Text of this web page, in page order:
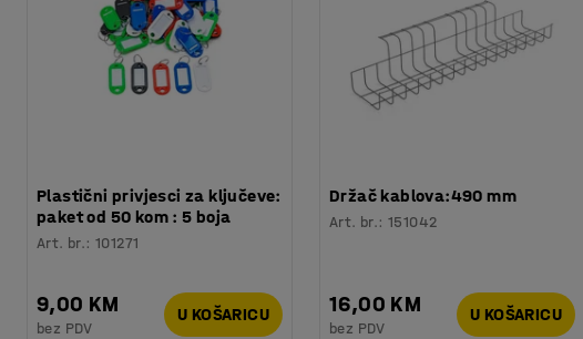
Plastični privjesci za ključeve:
paket od 50 kom : 5 boja
Art. br.:101271
9,00 KM
bez PDV
U KOŠARICU
Držač kablova:490 mm
Art. br.:151042
16,00 KM
bez PDV
U KOŠARICU